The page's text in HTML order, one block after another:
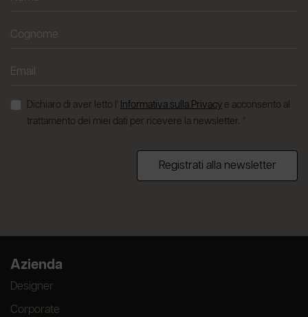
Dichiaro di aver letto l' Informativa sulla Privacy e acconsento al
trattamento dei miei dati per ricevere la newsletter. *
Registrati alla newsletter
Azienda
Designer
Corporate